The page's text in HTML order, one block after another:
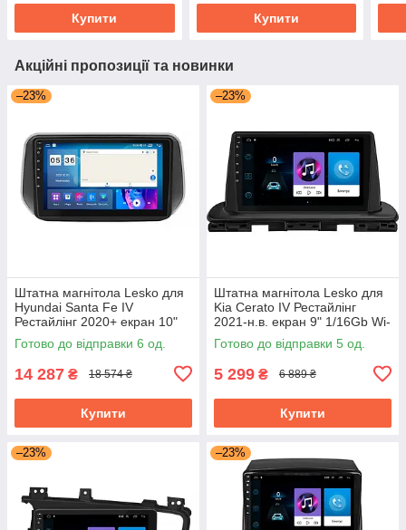
Купити Купити
Акційні пропозиції та новинки
–23%
Штатна магнітола Lesko для
Hyundai Santa Fe IV
Рестайлінг 2020+ екран 10"
4/64Gb CarPlay 4G Wi-Fi GPS
Prime
Готово до відправки 6 од.
14 287 ₴ 18 574 ₴
Купити
–23%
Штатна магнітола Lesko для
Kia Cerato IV Рестайлінг
2021-н.в. екран 9" 1/16Gb Wi-
Fi GPS Base
Готово до відправки 5 од.
5 299 ₴ 6 889 ₴
Купити
–23% –23%